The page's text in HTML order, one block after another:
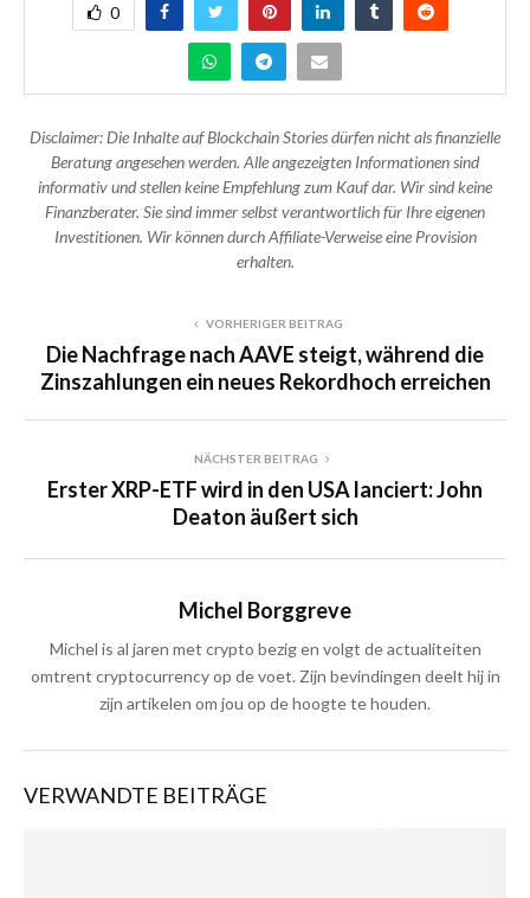
0
Disclaimer: Die Inhalte auf Blockchain Stories dürfen nicht als finanzielle
Beratung angesehen werden. Alle angezeigten Informationen sind
informativ und stellen keine Empfehlung zum Kauf dar. Wir sind keine
Finanzberater. Sie sind immer selbst verantwortlich für Ihre eigenen
Investitionen. Wir können durch Affiliate-Verweise eine Provision
erhalten.
VORHERIGER BEITRAG
Die Nachfrage nach AAVE steigt, während die
Zinszahlungen ein neues Rekordhoch erreichen
NÄCHSTER BEITRAG
Erster XRP-ETF wird in den USA lanciert: John
Deaton äußert sich
Michel Borggreve
Michel is al jaren met crypto bezig en volgt de actualiteiten
omtrent cryptocurrency op de voet. Zijn bevindingen deelt hij in
zijn artikelen om jou op de hoogte te houden.
VERWANDTE BEITRÄGE